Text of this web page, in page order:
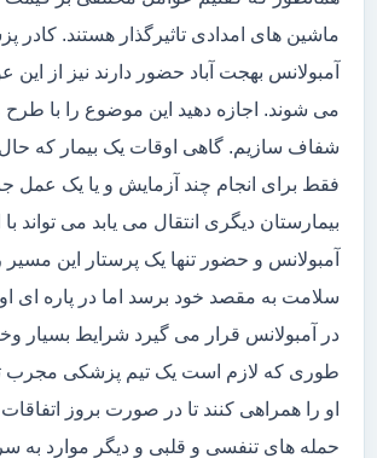
ماشین های امدادی تاثیرگذار هستند. کادر
آمبولانس بهجت آباد حضور دارند نیز از
می شوند. اجازه دهید این موضوع را با طرح
شفاف سازیم. گاهی اوقات یک بیمار که
فقط برای انجام چند آزمایش و یا یک عمل
بیمارستان دیگری انتقال می یابد می تواند با
آمبولانس و حضور تنها یک پرستار این
سلامت به مقصد خود برسد اما در پاره ای
در آمبولانس قرار می گیرد شرایط بسیار
طوری که لازم است یک تیم پزشکی مجرب تا
او را همراهی کنند تا در صورت بروز اتفاقات
حمله های تنفسی و قلبی و دیگر موارد به